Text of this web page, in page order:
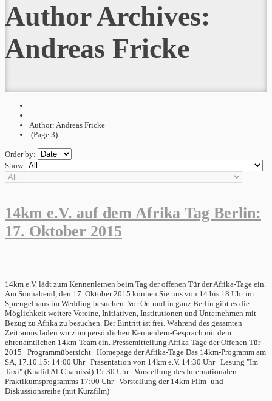
Author Archives:
Andreas Fricke
Author: Andreas Fricke
(Page 3)
Order by:
Show:
14km e.V. auf dem Afrika Tag Berlin:
17. Oktober 2015
14km e.V. lädt zum Kennenlernen beim Tag der offenen Tür der Afrika-Tage ein.
Am Sonnabend, den 17. Oktober 2015 können Sie uns von 14 bis 18 Uhr im
Sprengelhaus im Wedding besuchen. Vor Ort und in ganz Berlin gibt es die
Möglichkeit weitere Vereine, Initiativen, Institutionen und Unternehmen mit
Bezug zu Afrika zu besuchen. Der Eintritt ist frei. Während des gesamten
Zeitraums laden wir zum persönlichen Kennenlern-Gespräch mit dem
ehrenamtlichen 14km-Team ein. Pressemitteilung Afrika-Tage der Offenen Tür
2015 Programmübersicht Homepage der Afrika-Tage Das 14km-Programm am
SA, 17.10.15: 14:00 Uhr Präsentation von 14km e.V. 14:30 Uhr Lesung "Im
Taxi" (Khalid Al-Chamissi) 15:30 Uhr Vorstellung des Internationalen
Praktikumsprogramms 17:00 Uhr Vorstellung der 14km Film- und
Diskussionsreihe (mit Kurzfilm)